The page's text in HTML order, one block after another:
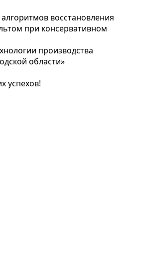
восстановления
при консервативном
производства
области»
успехов!